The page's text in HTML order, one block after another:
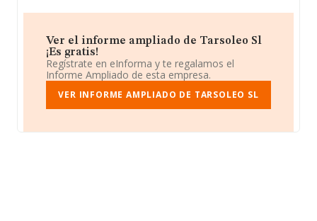
Ver el informe ampliado de Tarsoleo Sl
¡Es gratis!
Regístrate en eInforma y te regalamos el
Informe Ampliado de esta empresa.
VER INFORME AMPLIADO DE TARSOLEO SL